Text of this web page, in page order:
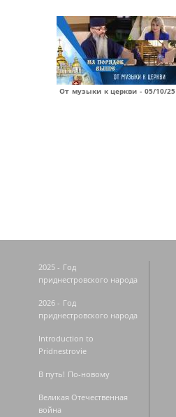
От музыки к церкви - 05/10/25
2025 - Год
приднестровского народа
2026 - Год
приднестровского народа
Introduction to
Pridnestrovie
В путь! По-новому
Великая Отечественная
война